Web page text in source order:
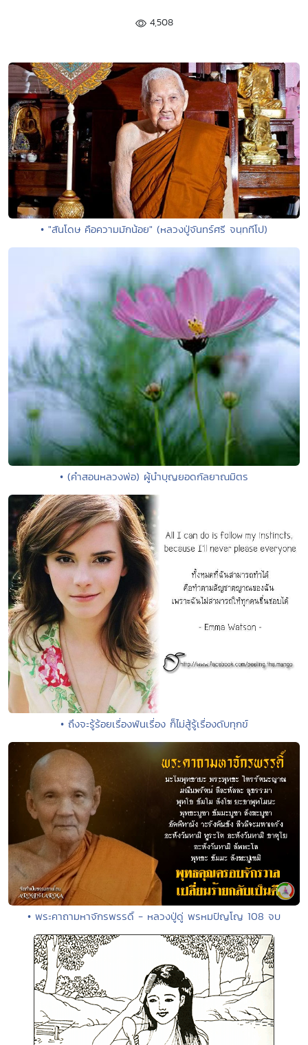
4,508
• "สันโดษ คือความมักน้อย" (หลวงปู่จันทร์ศรี จนฺททีโป)
• (คำสอนหลวงพ่อ) ผู้นำบุญยอดกัลยาณมิตร
• ถึงจะรู้ร้อยเรื่องพันเรื่อง ก็ไม่สู้รู้เรื่องดับทุกข์
• พระคาถามหาจักรพรรดิ์ - หลวงปู่ดู่ พรหมปัญโญ 108 จบ